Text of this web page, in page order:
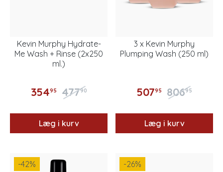
Kevin Murphy Hydrate-
Me Wash + Rinse (2x250
ml.)
35495 47790
Læg i kurv
3 x Kevin Murphy
Plumping Wash (250 ml)
50795 80695
Læg i kurv
-42% -26%